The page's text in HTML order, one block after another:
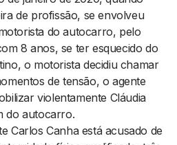
de profissão, se envolveu
do autocarro, pelo
8 anos, se ter esquecido do
o motorista decidiu chamar
de tensão, o agente
violentamente Cláudia
do autocarro.
Carlos Canha está acusado de